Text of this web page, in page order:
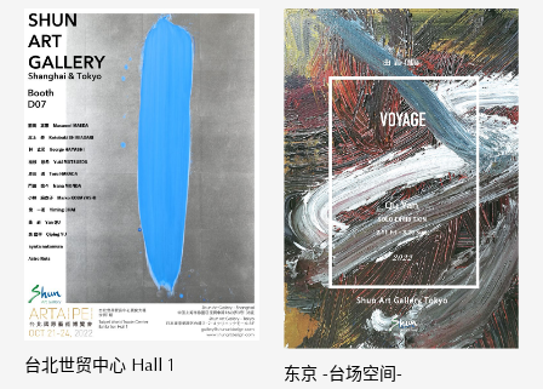
台北世贸中心 Hall 1 东京 -台场空间-